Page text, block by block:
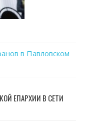
в Павловском
ЕПАРХИИ В СЕТИ